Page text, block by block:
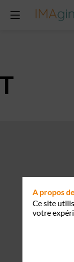
A propos
Ce site
votre